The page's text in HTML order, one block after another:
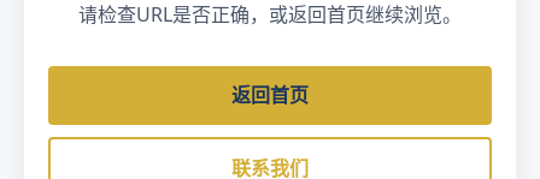
请检查URL是否正确，或返回首页继续浏览。
返回首页
联系我们